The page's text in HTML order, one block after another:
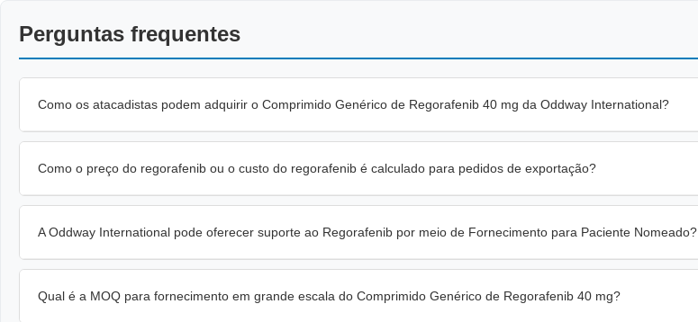
Perguntas frequentes
Como os atacadistas podem adquirir o Comprimido Genérico de Regorafenib 40 mg da Oddway International?
Como o preço do regorafenib ou o custo do regorafenib é calculado para pedidos de exportação?
A Oddway International pode oferecer suporte ao Regorafenib por meio de Fornecimento para Paciente Nomeado?
Qual é a MOQ para fornecimento em grande escala do Comprimido Genérico de Regorafenib 40 mg?